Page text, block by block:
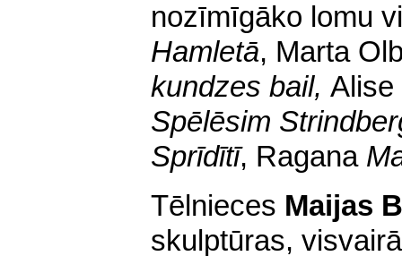
nozīmīgāko lomu
Hamletā, Marta
kundzes bail, Alise
Spēlēsim
Sprīdītī, Ragana
Tēlnieces Maijas
skulptūras,